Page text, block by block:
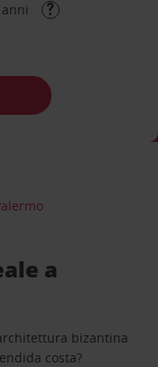
a
bizantina
costa?